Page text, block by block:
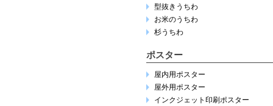
型抜きうちわ
お米のうちわ
杉うちわ
ポスター
屋内用ポスター
屋外用ポスター
インクジェット印刷ポスター